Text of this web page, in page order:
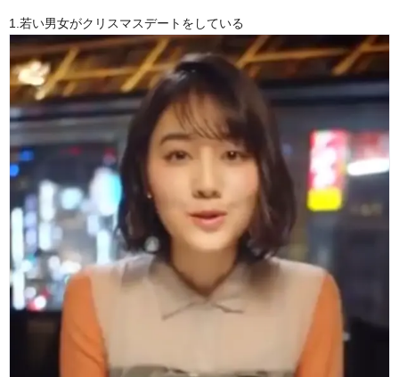
1.若い男女がクリスマスデートをしている